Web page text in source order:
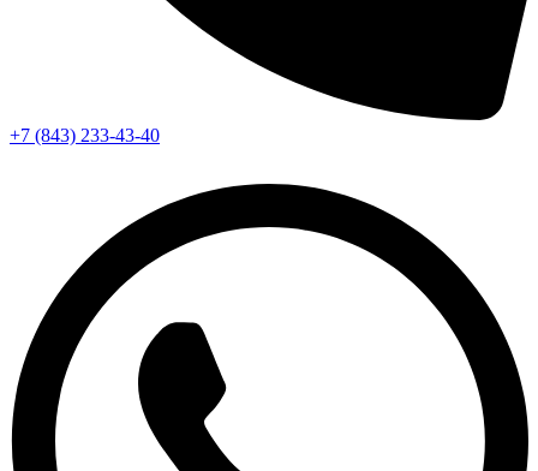
+7 (843) 233-43-40